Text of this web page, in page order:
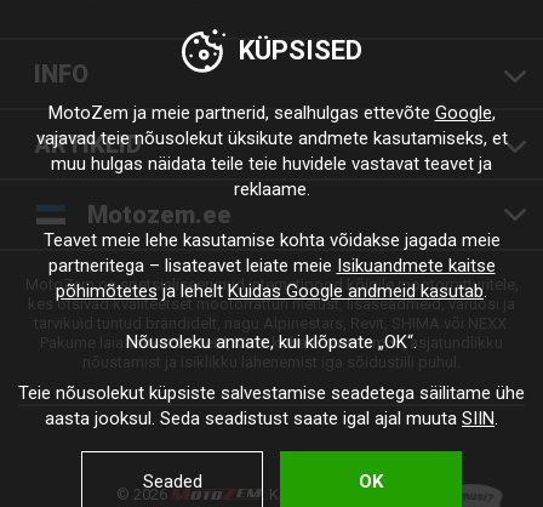
INFO
ARTIKLID
Motozem.ee
MotoZem on spetsialiseerunud internetipood kõigile mootorratturitele,
kes otsivad kvaliteetset mootorratturi riietust, lisaseadmeid, varuosi ja
Pakume laia valikut tooteid, kiiret kohaletoimetamist, asjatundlikku
© 2026 . Kõik õigused kaitstud.
KÜPSISED
MotoZem ja meie partnerid, sealhulgas ettevõte Google,
vajavad teie nõusolekut üksikute andmete kasutamiseks, et
muu hulgas näidata teile teie huvidele vastavat teavet ja
reklaame.
Teavet meie lehe kasutamise kohta võidakse jagada meie
partneritega – lisateavet leiate meie Isikuandmete kaitse
põhimõtetes ja lehelt Kuidas Google andmeid kasutab.
Nõusoleku annate, kui klõpsate „OK“.
Teie nõusolekut küpsiste salvestamise seadetega säilitame ühe
aasta jooksul. Seda seadistust saate igal ajal muuta SIIN.
Seaded OK